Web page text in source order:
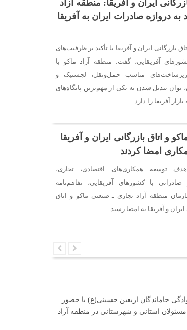
ایران و آفریقا: منطقه آزاد
به دروازه صادرات ایران به آفریقا
بازرگانی ایران و آفریقا با تأکید بر ظرفیت‌های
آفریقایی، گفت: منطقه آزاد ماکو با
زیرساخت‌های مناسب حمل‌ونقل، لجستیک و
توان تبدیل شدن به یکی از مهم‌ترین پایگاه‌های
آفریقا را دارد.
و اتاق بازرگانی ایران و آفریقا
امضا کردند
توسعه همکاری‌های اقتصادی، تجاری،
با کشورهای آفریقایی، تفاهم‌نامه
منطقه آزاد تجاری ـ صنعتی ماکو و اتاق
و آفریقا به امضا رسید.
جاماندگان اربعین حسینی(ع) با حضور
استانی و شهرستانی در منطقه آزاد